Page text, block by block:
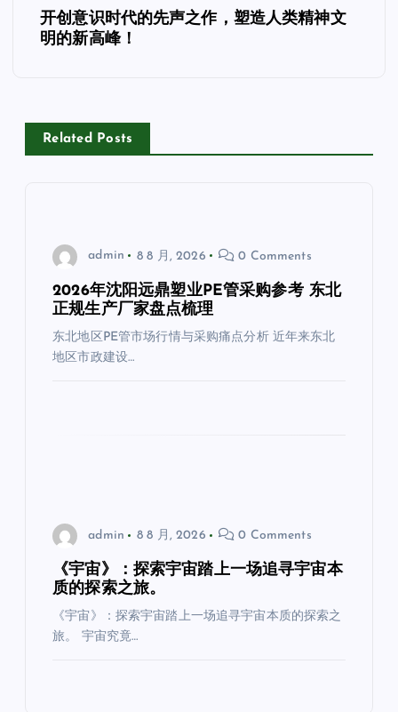
航
开创意识时代的先声之作，塑造人类精神文
明的新高峰！
Related Posts
admin 8 8 月, 2026 0 Comments
2026年沈阳远鼎塑业PE管采购参考 东北
正规生产厂家盘点梳理
东北地区PE管市场行情与采购痛点分析 近年来东北
地区市政建设…
admin 8 8 月, 2026 0 Comments
《宇宙》：探索宇宙踏上一场追寻宇宙本
质的探索之旅。
《宇宙》：探索宇宙踏上一场追寻宇宙本质的探索之
旅。 宇宙究竟…